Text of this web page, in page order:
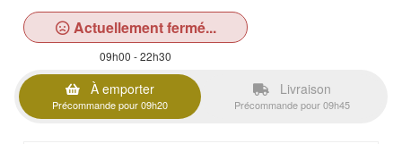
Actuellement fermé...
09h00 - 22h30
À emporter
Précommande pour 09h20
Livraison
Précommande pour 09h45